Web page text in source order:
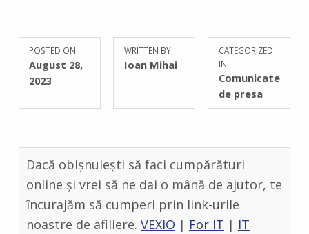
POSTED ON:
August 28,
2023
WRITTEN BY:
Ioan Mihai
C
O
M
T
S
0
CATEGORIZED
IN:
Comunicate
de presa
Dacă obișnuiești să faci cumpărături
online și vrei să ne dai o mână de ajutor, te
încurajăm să cumperi prin link-urile
noastre de afiliere. VEXIO | For IT | IT